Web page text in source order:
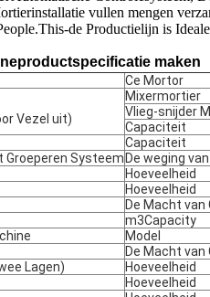
vullen mengen
de Productielijn is
maken
Ce Mortor
Vezel uit)
Mixermortier
Vlieg-snijder
Capaciteit
Capaciteit
Systeem De weging
Hoeveelheid
Hoeveelheid
De Macht van
m3Capacity
Model
De Macht van
Lagen)
Hoeveelheid
Hoeveelheid